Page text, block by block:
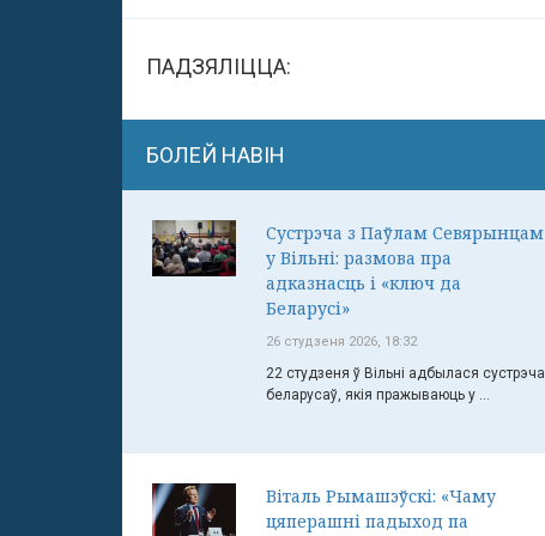
ПАДЗЯЛІЦЦА:
БОЛЕЙ НАВІН
Сустрэча з Паўлам Севярынцам
у Вільні: размова пра
адказнасць і «ключ да
Беларусі»
26 студзеня 2026, 18:32
22 студзеня ў Вільні адбылася сустрэча
беларусаў, якія пражываюць у ...
Віталь Рымашэўскі: «Чаму
цяперашні падыход па